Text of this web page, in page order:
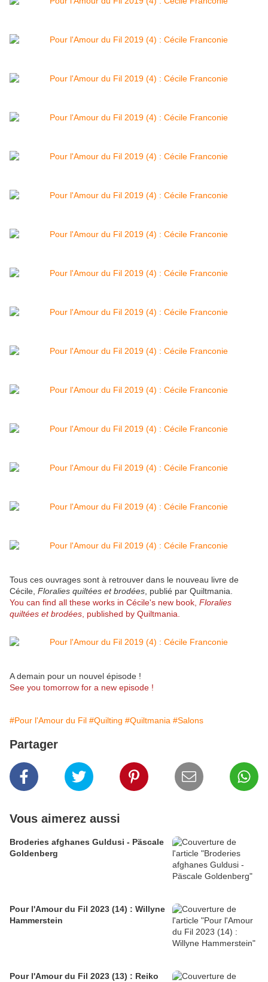
Tous ces ouvrages sont à retrouver dans le nouveau livre de
Cécile, Floralies quiltées et brodées , publié par Quiltmania.
You can find all these works in Cécile's new book, Floralies
quiltées et brodées , published by Quiltmania.
A demain pour un nouvel épisode !
See you tomorrow for a new episode !
#Pour l'Amour du Fil #Quilting #Quiltmania #Salons
Partager
Vous aimerez aussi
Broderies afghanes Guldusi - Päscale
Goldenberg
Pour l'Amour du Fil 2023 (14) : Willyne
Hammerstein
Pour l'Amour du Fil 2023 (13) : Reiko